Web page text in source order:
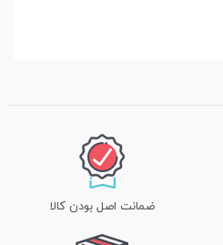
ضمانت اصل بودن کالا